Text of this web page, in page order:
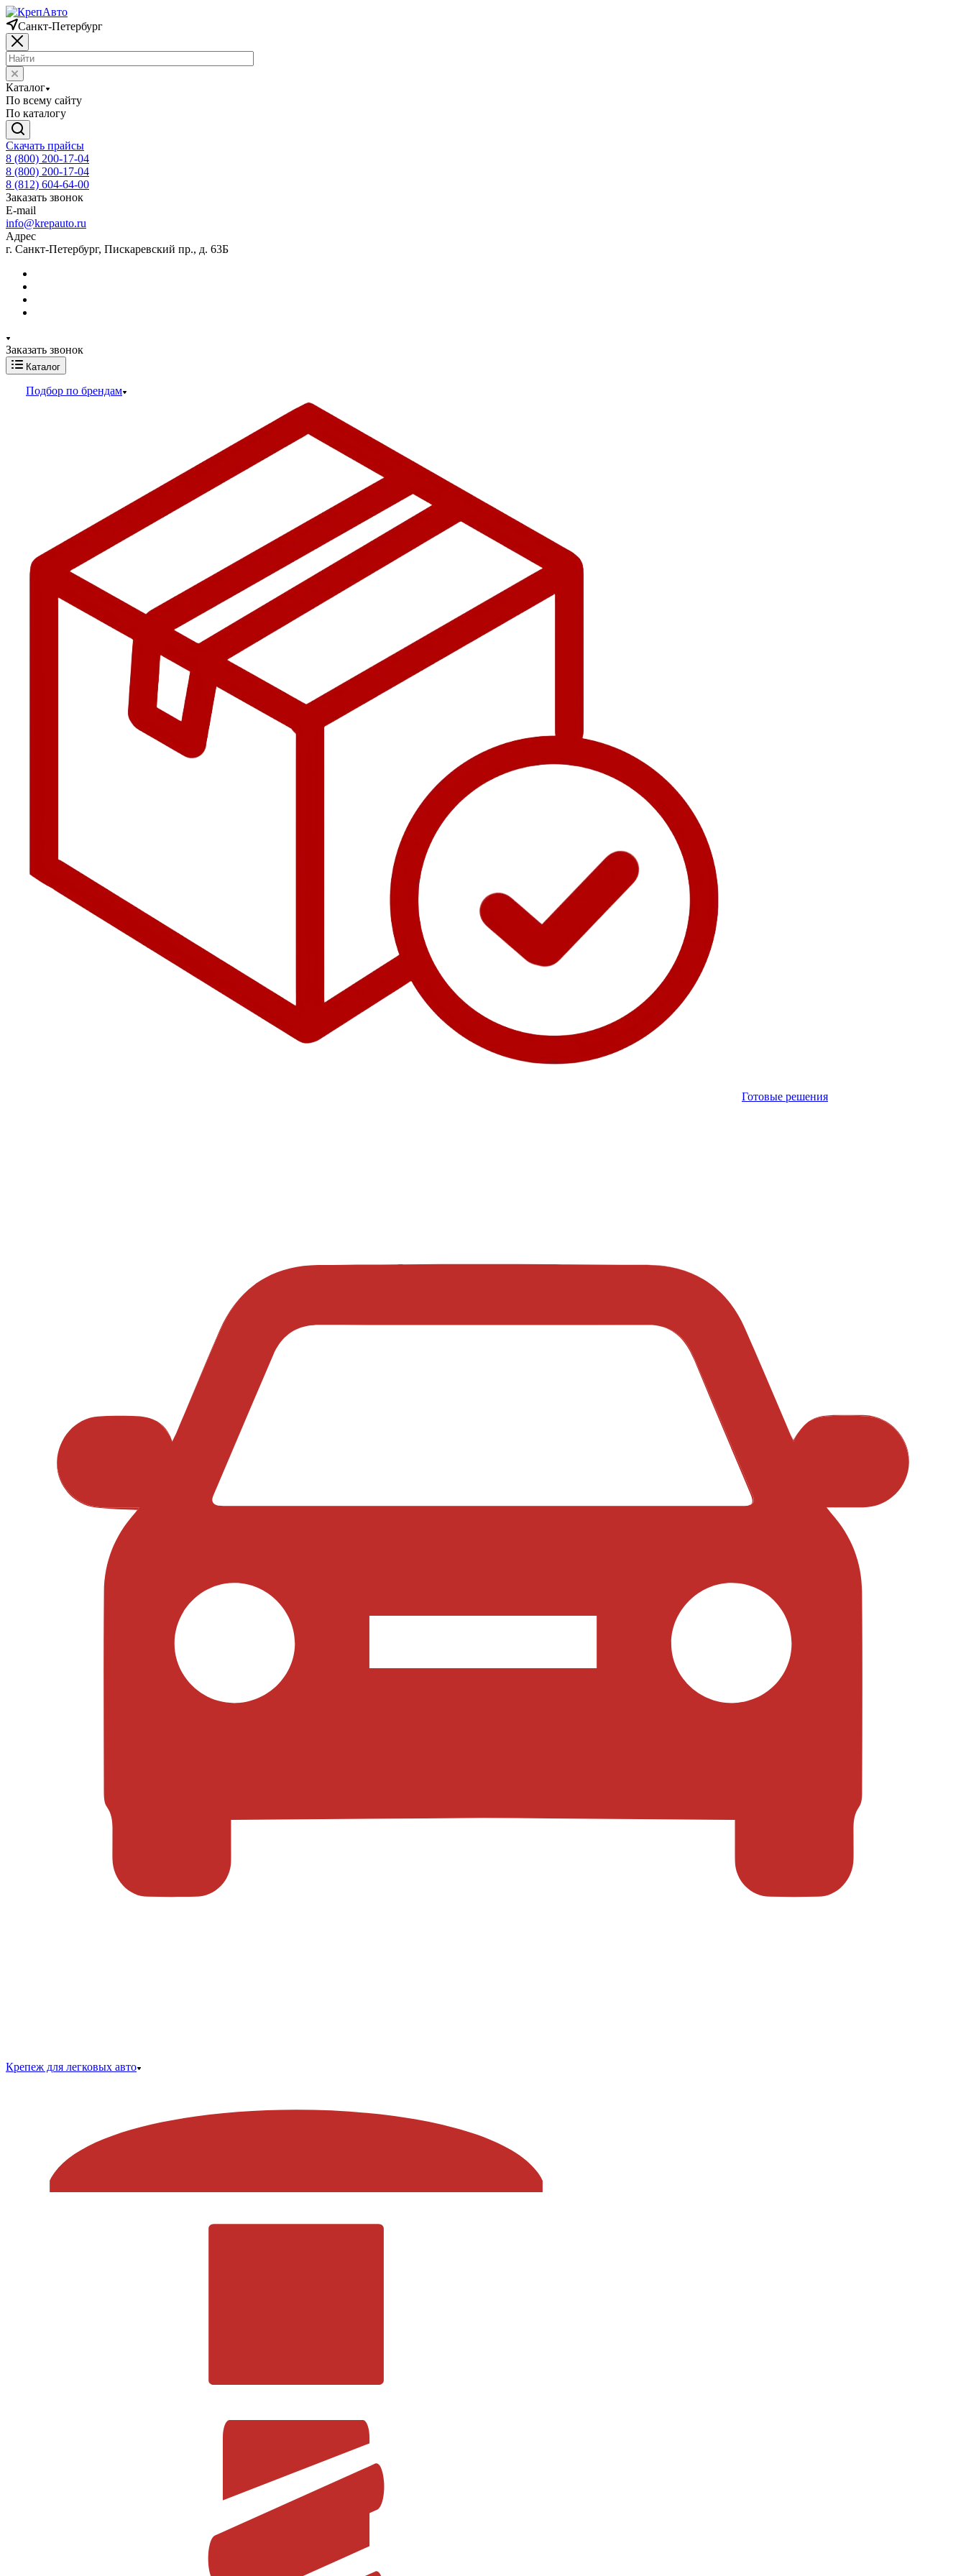
Санкт-Петербург
Каталог
По всему сайту
По каталогу
Скачать прайсы
8 (800) 200-17-04
8 (800) 200-17-04
8 (812) 604-64-00
Заказать звонок
E-mail
info@krepauto.ru
Адрес
г. Санкт-Петербург, Пискаревский пр., д. 63Б
Заказать звонок
Каталог
Подбор по брендам
Готовые решения
Крепеж для легковых авто